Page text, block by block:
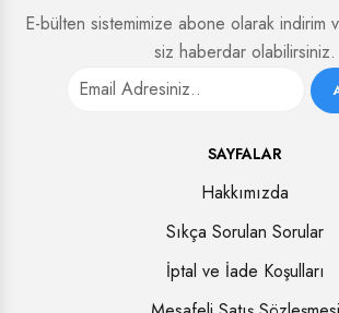
E-bülten sistemimize abone olarak indirim
siz haberdar olabilirsiniz.
SAYFALAR
Hakkımızda
Sıkça Sorulan Sorular
İptal ve İade Koşulları